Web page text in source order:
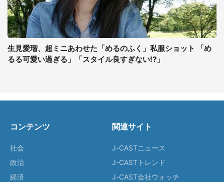
生見愛瑠、超ミニあわせた「めるのふく」私服ショット 「め
るる可愛い過ぎる」「スタイル良すぎない!?」
コンテンツ
社会
政治
経済
関連サイト
J-CASTニュース
J-CASTトレンド
J-CAST会社ウォッチ